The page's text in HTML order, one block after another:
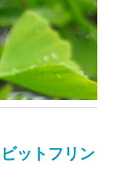
ットフリン